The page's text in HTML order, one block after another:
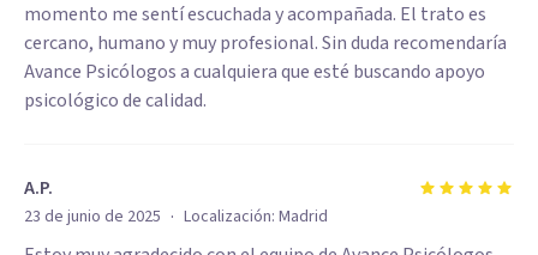
momento me sentí escuchada y acompañada. El trato es
cercano, humano y muy profesional. Sin duda recomendaría
Avance Psicólogos a cualquiera que esté buscando apoyo
psicológico de calidad.
A.P.
23 de junio de 2025 · Localización: Madrid